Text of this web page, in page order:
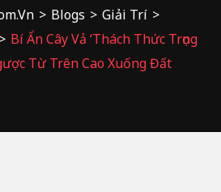
> Blogs > Giải Trí >
> Bí Ẩn Cây Vả ‘thách Thức Trọng
Từ Trên Cao Xuống Đất